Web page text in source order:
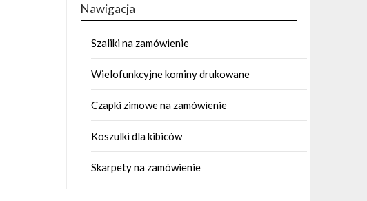
Nawigacja
Szaliki na zamówienie
Wielofunkcyjne kominy drukowane
Czapki zimowe na zamówienie
Koszulki dla kibiców
Skarpety na zamówienie